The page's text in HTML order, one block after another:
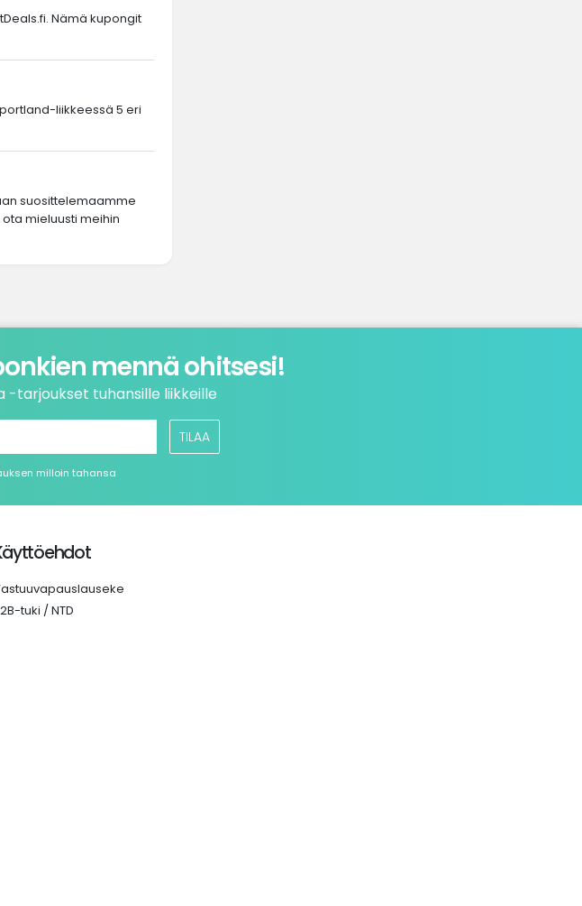
Nämä kupongit
liikkeessä 5 eri
suosittelemaamme
mieluusti meihin
mennä ohitsesi!
tarjoukset tuhansille liikkeille
TILAA
milloin tahansa
tuki / NTD